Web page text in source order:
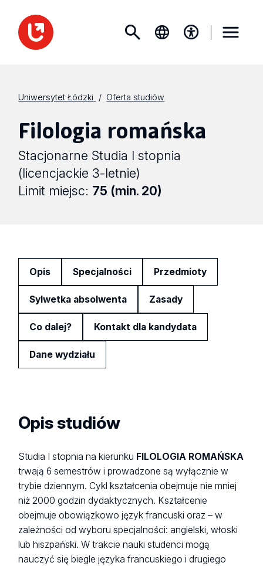
Uniwersytet Łódzki Oferta studiów
Filologia romańska
Stacjonarne Studia I stopnia
(licencjackie 3-letnie)
Limit miejsc: 75 (min. 20)
Opis Specjalności Przedmioty
Sylwetka absolwenta Zasady
Co dalej? Kontakt dla kandydata
Dane wydziału
Opis studiów
Studia I stopnia na kierunku FILOLOGIA ROMAŃSKA
trwają 6 semestrów i prowadzone są wyłącznie w
trybie dziennym. Cykl kształcenia obejmuje nie mniej
niż 2000 godzin dydaktycznych. Kształcenie
obejmuje obowiązkowo język francuski oraz – w
zależności od wyboru specjalności: angielski, włoski
lub hiszpański. W trakcie nauki studenci mogą
nauczyć się biegle języka francuskiego i drugiego